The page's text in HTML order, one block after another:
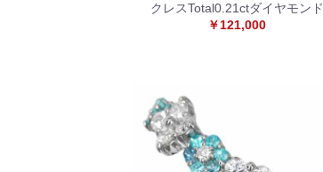
クレスTotal0.21ctダイヤモンド
￥121,000